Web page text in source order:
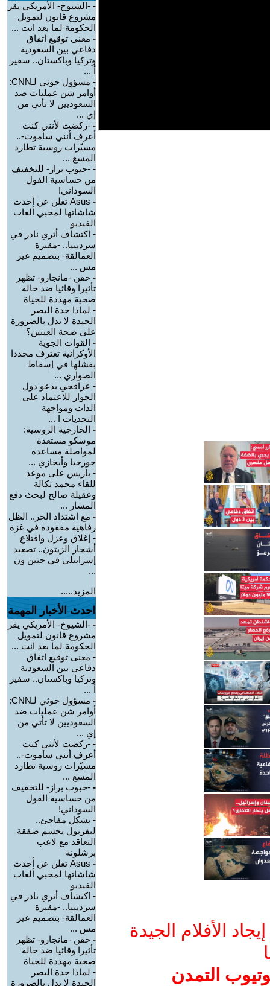
الأفلام الجيدة
التمدن
- -الشيوخ- الأمريكي يقر
مشروع قانون لتمويل
الحكومة لما بعد انت ...
- معنى توقيع اتفاق
دفاعي بين السعودية
وتركيا وباكستان.. سفير
أ ...
-
مسؤول حوثي لـCNN:
أوامر شن عمليات ضد
السعوديين لا تأتي من
إي ...
- -ركضت لأنني كنت
أعرف أنني سأموت-..
مسيّرات روسية تطارد
المسع ...
- -حبوب براز- للتخفيف
من حساسية الفول
السوداني!
-
Asus تعلن عن أحدث
شاشاتها لمحبي ألعاب
الفيديو
- اكتشاف أثري نادر في
سردينيا.. -مقبرة
العمالقة- بتصميم غير
مس ...
- حقن -مانجارو- تظهر
تأثيرا وقائيا ضد حالة
صحية مهددة للحياة
- لماذا حدة البصر
الجيدة لا تدل بالضرورة
على صحة العينين؟
- القوات الجوية
الأوكرانية تعترف مجددا
بفشلها في إسقاط
الصواري ...
- عراقجي يدعو دول
الجوار للاعتماد على
الذات ومواجهة
التحديات ا ...
- الخارجية الروسية:
موسكو مستعدة
لمواصلة مساعدة
جورجيا وأبخازي ...
- باريس على موعد
للقاء محمد تكالة
وعقيلة صالح لبحث دفع
المسار ...
- مع اشتداد الحر.. الظل
رفاهية مفقودة في غزة
- إغلاق وعزل واقتلاع
أشجار الزيتون.. تصعيد
إسرائيلي في جنين ون
...
المزيد.....
احدث الأخبار المهمة
- -الشيوخ- الأمريكي يقر
مشروع قانون لتمويل
الحكومة لما بعد انت ...
- معنى توقيع اتفاق
دفاعي بين السعودية
وتركيا وباكستان.. سفير
أ ...
-
مسؤول حوثي لـCNN:
أوامر شن عمليات ضد
السعوديين لا تأتي من
إي ...
- -ركضت لأنني كنت
أعرف أنني سأموت-..
مسيّرات روسية تطارد
المسع ...
- -حبوب براز- للتخفيف
من حساسية الفول
السوداني!
- بشكل مفاجئ..
ليفربول يحسم صفقة
التعاقد مع لاعب
برشلونة
-
Asus تعلن عن أحدث
شاشاتها لمحبي ألعاب
الفيديو
- اكتشاف أثري نادر في
سردينيا.. -مقبرة
العمالقة- بتصميم غير
مس ...
- حقن -مانجارو- تظهر
تأثيرا وقائيا ضد حالة
صحية مهددة للحياة
- لماذا حدة البصر
الجيدة لا تدل بالضرورة